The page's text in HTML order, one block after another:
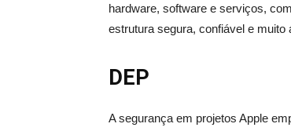
hardware, software e serviços,
estrutura segura, confiável e
DEP
A segurança em projetos Apple